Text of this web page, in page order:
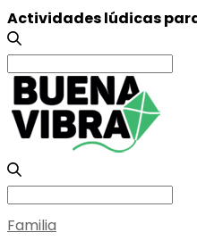
Actividades lúdicas
Search
for:
Search
Familia